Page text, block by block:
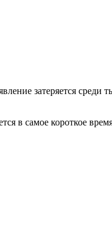
затеряется среди
в самое короткое